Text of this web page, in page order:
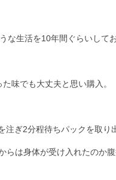
生活を10年間ぐらいし
味でも大丈夫と思い購入。
ぎ2分程待ちパックを取り
は身体が受け入れたのか